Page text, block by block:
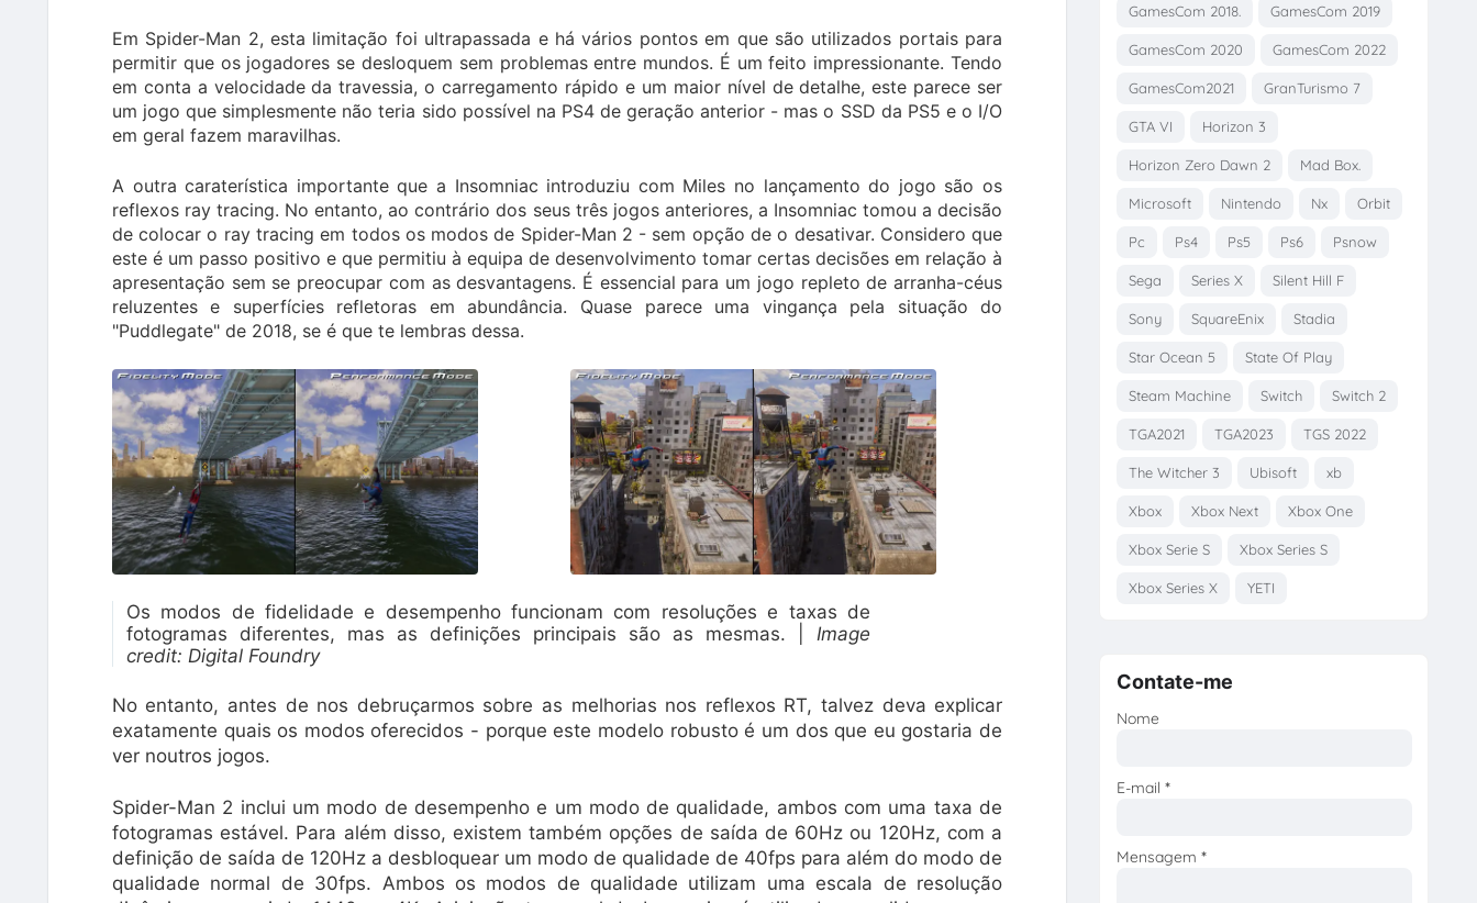
Em Spider-Man 2, esta limitação foi ultrapassada e há vários pontos em que são utilizados portais para
permitir que os jogadores se desloquem sem problemas entre mundos. É um feito impressionante. Tendo
em conta a velocidade da travessia, o carregamento rápido e um maior nível de detalhe, este parece ser
um jogo que simplesmente não teria sido possível na PS4 de geração anterior - mas o SSD da PS5 e o I/O
em geral fazem maravilhas.
A outra caraterística importante que a Insomniac introduziu com Miles no lançamento do jogo são os
reflexos ray tracing. No entanto, ao contrário dos seus três jogos anteriores, a Insomniac tomou a decisão
de colocar o ray tracing em todos os modos de Spider-Man 2 - sem opção de o desativar. Considero que
este é um passo positivo e que permitiu à equipa de desenvolvimento tomar certas decisões em relação à
apresentação sem se preocupar com as desvantagens. É essencial para um jogo repleto de arranha-céus
reluzentes e superfícies refletoras em abundância. Quase parece uma vingança pela situação do
"Puddlegate" de 2018, se é que te lembras dessa.
Os modos de fidelidade e desempenho funcionam com resoluções e taxas de
fotogramas diferentes, mas as definições principais são as mesmas. | Image
credit: Digital Foundry
No entanto, antes de nos debruçarmos sobre as melhorias nos reflexos RT, talvez deva explicar
exatamente quais os modos oferecidos - porque este modelo robusto é um dos que eu gostaria de
ver noutros jogos.
Spider-Man 2 inclui um modo de desempenho e um modo de qualidade, ambos com uma taxa de
fotogramas estável. Para além disso, existem também opções de saída de 60Hz ou 120Hz, com a
definição de saída de 120Hz a desbloquear um modo de qualidade de 40fps para além do modo de
qualidade normal de 30fps. Ambos os modos de qualidade utilizam uma escala de resolução
GamesCom 2018. GamesCom 2019
GamesCom 2020 GamesCom 2022
GamesCom2021 GranTurismo 7
GTA VI Horizon 3
Horizon Zero Dawn 2 Mad Box.
Microsoft Nintendo Nx Orbit
Pc Ps4 Ps5 Ps6 Psnow
Sega Series X Silent Hill F
Sony SquareEnix Stadia
Star Ocean 5 State Of Play
Steam Machine Switch Switch 2
TGA2021 TGA2023 TGS 2022
The Witcher 3 Ubisoft xb
Xbox Xbox Next Xbox One
Xbox Serie S Xbox Series S
Xbox Series X YETI
Contate-me
Nome
E-mail *
Mensagem *